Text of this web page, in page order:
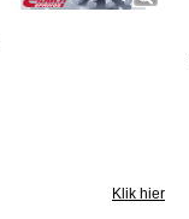
Klik hier